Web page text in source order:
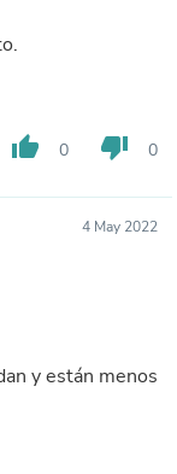
thumb_up 0 thumb_down 0
4 May 2022
y están menos